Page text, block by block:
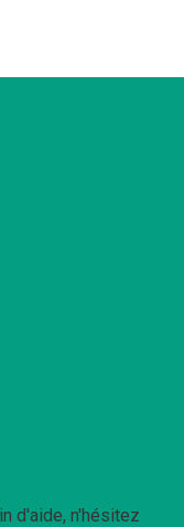
d'aide, n'hésitez